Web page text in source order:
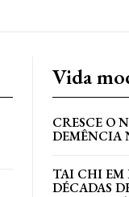
Vida
CRESCE O
DEMÊNCIA
TAI CHI EM
DÉCADAS